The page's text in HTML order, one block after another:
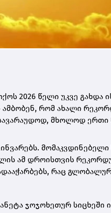
2026 წელი უკვე გახდა
რომ ახალი
მხოლოდ
ამ დროისთვის
რაც
ჯოჯოხეთურ სიცხეში